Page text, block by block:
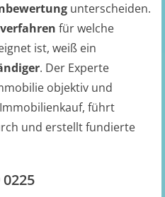
unterscheiden.
für welche
ist, weiß ein
. Der Experte
objektiv und
führt
und erstellt fundierte